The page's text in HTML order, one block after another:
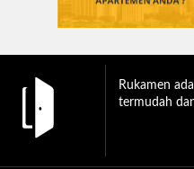
Rukamen
termudah